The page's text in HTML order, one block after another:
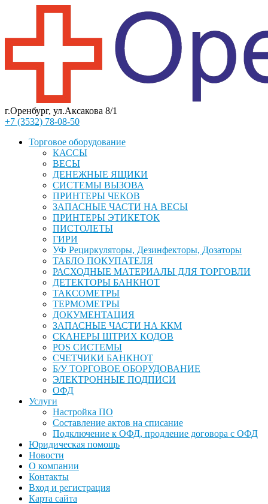
г.Оренбург, ул.Аксакова 8/1
+7 (3532) 78-08-50
Торговое оборудование
КАССЫ
ВЕСЫ
ДЕНЕЖНЫЕ ЯЩИКИ
СИСТЕМЫ ВЫЗОВА
ПРИНТЕРЫ ЧЕКОВ
ЗАПАСНЫЕ ЧАСТИ НА ВЕСЫ
ПРИНТЕРЫ ЭТИКЕТОК
ПИСТОЛЕТЫ
ГИРИ
УФ Рециркуляторы, Дезинфекторы, Дозаторы
ТАБЛО ПОКУПАТЕЛЯ
РАСХОДНЫЕ МАТЕРИАЛЫ ДЛЯ ТОРГОВЛИ
ДЕТЕКТОРЫ БАНКНОТ
ТАКСОМЕТРЫ
ТЕРМОМЕТРЫ
ДОКУМЕНТАЦИЯ
ЗАПАСНЫЕ ЧАСТИ НА ККМ
СКАНЕРЫ ШТРИХ КОДОВ
POS СИСТЕМЫ
СЧЕТЧИКИ БАНКНОТ
Б/У ТОРГОВОЕ ОБОРУДОВАНИЕ
ЭЛЕКТРОННЫЕ ПОДПИСИ
ОФД
Услуги
Настройка ПО
Составление актов на списание
Подключение к ОФД, продление договора с ОФД
Юридическая помощь
Новости
О компании
Контакты
Вход и регистрация
Карта сайта